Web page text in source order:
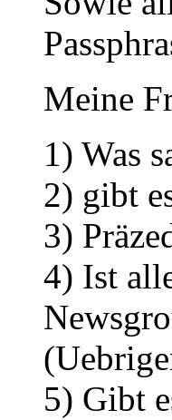
Meine
1) Was
2) gibt
3)
4) Ist
5) Gibt